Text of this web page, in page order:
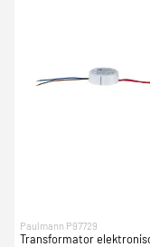
Paulmann P97729
Transformator